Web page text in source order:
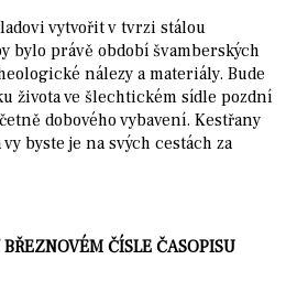
vytvořit v tvrzi stálou
bylo právě období švamberských
nálezy a materiály. Bude
života ve šlechtickém sídle pozdní
dobového vybavení. Kestřany
byste je na svých cestách za
ČÍSLE ČASOPISU